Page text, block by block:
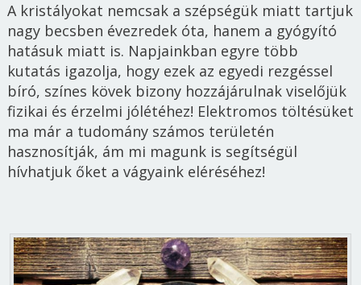
A kristályokat nemcsak a szépségük miatt tartjuk
nagy becsben évezredek óta, hanem a gyógyító
hatásuk miatt is. Napjainkban egyre több
kutatás igazolja, hogy ezek az egyedi rezgéssel
bíró, színes kövek bizony hozzájárulnak viselőjük
fizikai és érzelmi jólétéhez! Elektromos töltésüket
ma már a tudomány számos területén
hasznosítják, ám mi magunk is segítségül
hívhatjuk őket a vágyaink eléréséhez!